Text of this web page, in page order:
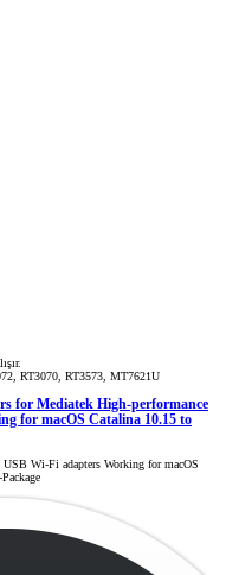
RT3070, RT3573, MT7621U
for Mediatek High-performance
for macOS Catalina 10.15 to
Wi-Fi adapters Working for macOS